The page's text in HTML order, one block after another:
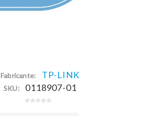
Fabricante: TP-LINK
SKU: 0118907-01